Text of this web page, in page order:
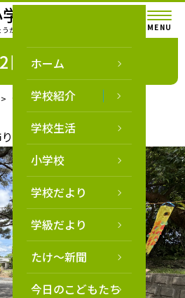
校
がっこう
ホーム
学校紹介
学校生活
小学校
学校だより
学級だより
たけ～新聞
今日のこどもたち
MENU
令和8年 4月22日
ました。